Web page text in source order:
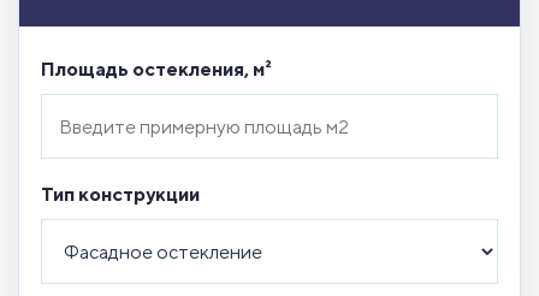
Площадь остекления, м²
Тип конструкции